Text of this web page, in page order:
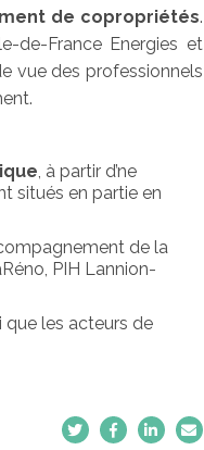
de copropriétés.
de-France Energies et
vue des professionnels
, à partir d’ne
situés en partie en
de la
PIH Lannion-
les acteurs de